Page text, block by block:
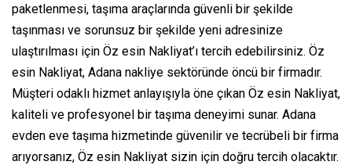
paketlenmesi, taşıma araçlarında güvenli bir şekilde
taşınması ve sorunsuz bir şekilde yeni adresinize
ulaştırılması için Öz esin Nakliyat’ı tercih edebilirsiniz. Öz
esin Nakliyat, Adana nakliye sektöründe öncü bir firmadır.
Müşteri odaklı hizmet anlayışıyla öne çıkan Öz esin Nakliyat,
kaliteli ve profesyonel bir taşıma deneyimi sunar. Adana
evden eve taşıma hizmetinde güvenilir ve tecrübeli bir firma
arıyorsanız, Öz esin Nakliyat sizin için doğru tercih olacaktır.